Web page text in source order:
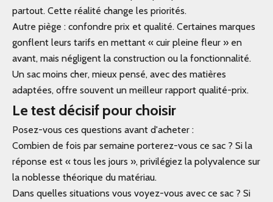
partout. Cette réalité change les priorités.
Autre piège : confondre prix et qualité. Certaines marques
gonflent leurs tarifs en mettant « cuir pleine fleur » en
avant, mais négligent la construction ou la fonctionnalité.
Un sac moins cher, mieux pensé, avec des matières
adaptées, offre souvent un meilleur rapport qualité-prix.
Le test décisif pour choisir
Posez-vous ces questions avant d'acheter :
Combien de fois par semaine porterez-vous ce sac ? Si la
réponse est « tous les jours », privilégiez la polyvalence sur
la noblesse théorique du matériau.
Dans quelles situations vous voyez-vous avec ce sac ? Si